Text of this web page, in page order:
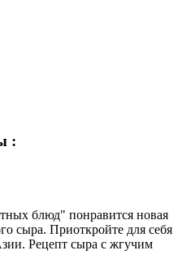
:
блюд" понравится новая
сыра. Приоткройте для себя
Рецепт сыра с жгучим